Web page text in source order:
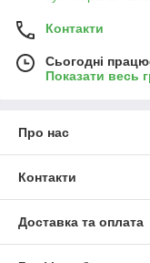
Контакти
Сьогодні
Показати весь
Про нас
Контакти
Доставка та оплата